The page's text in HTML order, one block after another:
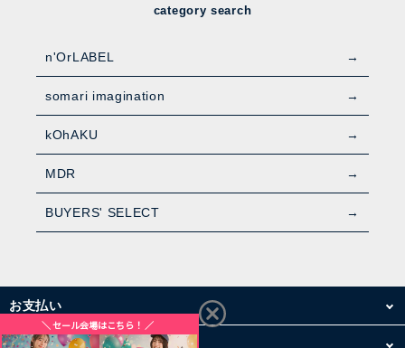
category search
n'OrLABEL
somari imagination
kOhAKU
MDR
BUYERS' SELECT
お支払い
配送・送料